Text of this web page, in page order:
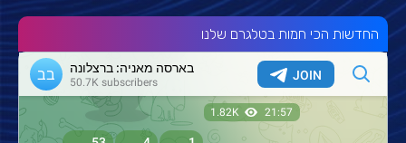
החדשות הכי חמות בטלגרם שלנו